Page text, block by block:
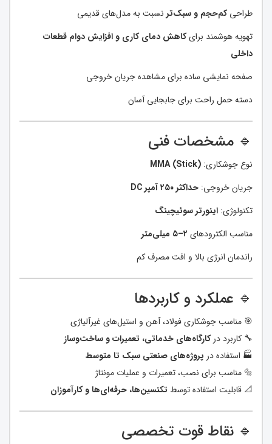
طراحیکم‌حجم و سبک‌تر نسبت به مدل‌های قدیمی
تهویه هوشمند برایکاهش دمای کاری و افزایش دوام قطعات
داخلی
صفحه نمایشی ساده برای مشاهده جریان خروجی
دسته حمل راحت برای جابجایی آسان
🔹 مشخصات فنی
نوع جوشکاری: MMA (Stick)
جریان خروجی: حداکثر ۲۵۰ آمپر DC
تکنولوژی: اینورتر سوئیچینگ
مناسب الکترودهای ۲–۵ میلی‌متر
راندمان انرژی بالا و افت مصرف کم
🔹 عملکرد و کاربردها
🎯 مناسب جوشکاری فولاد، آهن و استیل‌های غیرآلیاژی
🔧 کاربرد درکارگاه‌های خدماتی، تعمیرات و ساخت‌وساز
🏭 استفاده در پروژه‌های صنعتی سبک تا متوسط
🔩 مناسب برای نصب، تعمیرات و عملیات مونتاژ
📐 قابلیت استفاده توسط تکنسین‌ها، حرفه‌ای‌ها و کارآموزان
🔹 نقاط قوت تخصصی